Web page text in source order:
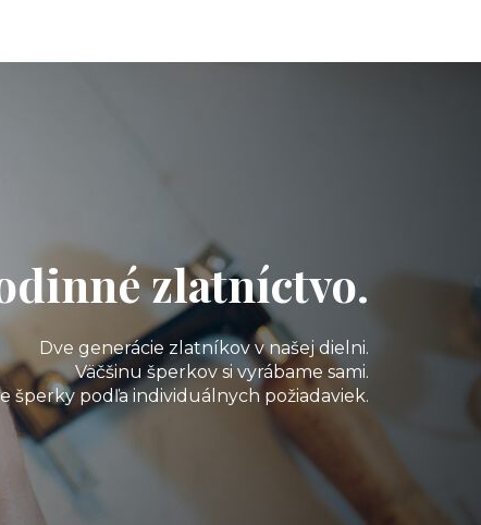
zlatníctvo.
Dve generácie zlatníkov v našej dielni.
Väčšinu šperkov si vyrábame sami.
šperky podľa individuálnych požiadaviek.